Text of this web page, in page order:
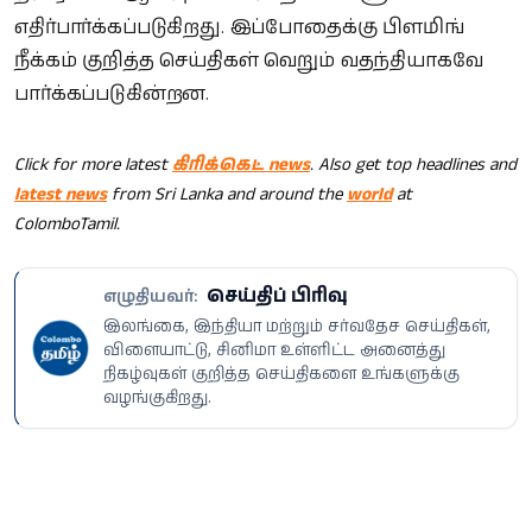
எதிர்பார்க்கப்படுகிறது. இப்போதைக்கு பிளமிங்
நீக்கம் குறித்த செய்திகள் வெறும் வதந்தியாகவே
பார்க்கப்படுகின்றன.
Click for more latestகிரிக்கெட் news. Also get top headlines and
latest newsfrom Sri Lanka and around theworldat
ColomboTamil.
எழுதியவர்: செய்திப் பிரிவு
இலங்கை, இந்தியா மற்றும் சர்வதேச செய்திகள்,
விளையாட்டு, சினிமா உள்ளிட்ட அனைத்து
நிகழ்வுகள் குறித்த செய்திகளை உங்களுக்கு
வழங்குகிறது.